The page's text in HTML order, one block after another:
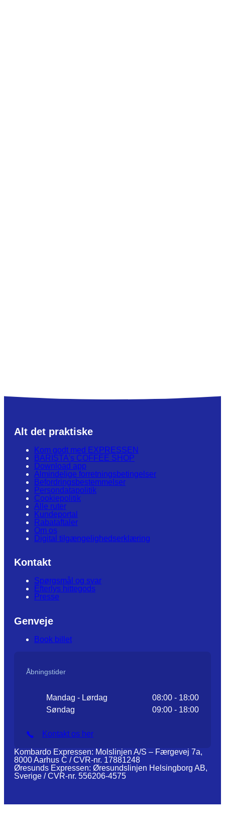
Alt det praktiske
Kom godt med EXPRESSEN
BARISTA's COFFEE SHOP
Download app
Almindelige forretningsbetingelser
Befordringsbestemmelser
Persondatapolitik
Cookiepolitik
Alle ruter
Kundeportal
Rabataftaler
Om os
Digital tilgængelighedserklæring
Kontakt
Spørgsmål og svar
Efterlys hittegods
Presse
Genveje
Book billet
Åbningstider
Mandag - Lørdag
08:00 - 18:00
Søndag
09:00 - 18:00
Kontakt os her
Kombardo Expressen: Molslinjen A/S – Færgevej 7a,
8000 Aarhus C / CVR-nr. 17881248
Øresunds Expressen: Øresundslinjen Helsingborg AB,
Sverige / CVR-nr. 556206-4575